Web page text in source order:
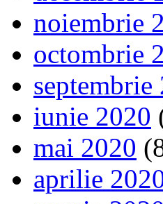
noiembrie
octombrie
septembrie
iunie 2020
mai 2020
aprilie